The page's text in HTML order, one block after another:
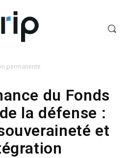
permanente
du Fonds
la défense :
et